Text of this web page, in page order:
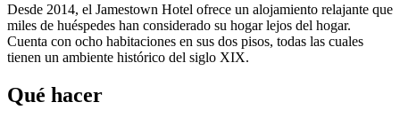
Desde 2014, el Jamestown Hotel ofrece un alojamiento relajante que
miles de huéspedes han considerado su hogar lejos del hogar.
Cuenta con ocho habitaciones en sus dos pisos, todas las cuales
tienen un ambiente histórico del siglo XIX.
Qué hacer